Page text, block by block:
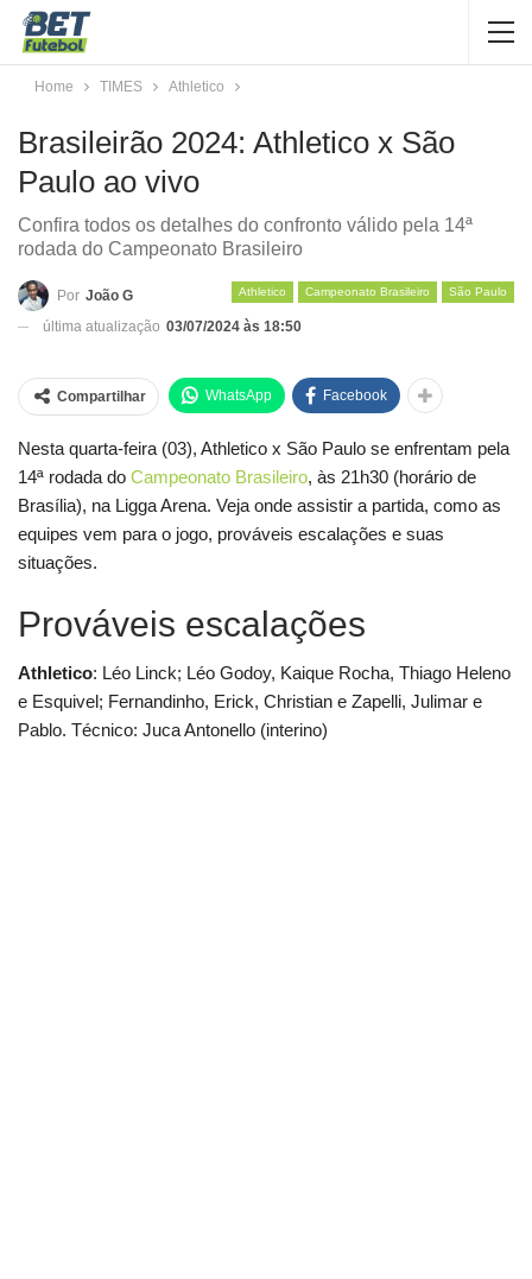
Home TIMES Athletico
Brasileirão 2024: Athletico x São
Paulo ao vivo
Confira todos os detalhes do confronto válido pela 14ª
rodada do Campeonato Brasileiro
Athletico Campeonato Brasileiro São Paulo
Por João G
última atualização 03/07/2024 às 18:50
Compartilhar WhatsApp Facebook
Nesta quarta-feira (03), Athletico x São Paulo se enfrentam pela
14ª rodada do Campeonato Brasileiro, às 21h30 (horário de
Brasília), na Ligga Arena. Veja onde assistir a partida, como as
equipes vem para o jogo, prováveis escalações e suas
situações.
Prováveis escalações
Athletico: Léo Linck; Léo Godoy, Kaique Rocha, Thiago Heleno
e Esquivel; Fernandinho, Erick, Christian e Zapelli, Julimar e
Pablo. Técnico: Juca Antonello (interino)